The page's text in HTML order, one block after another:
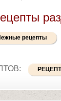
рецепты